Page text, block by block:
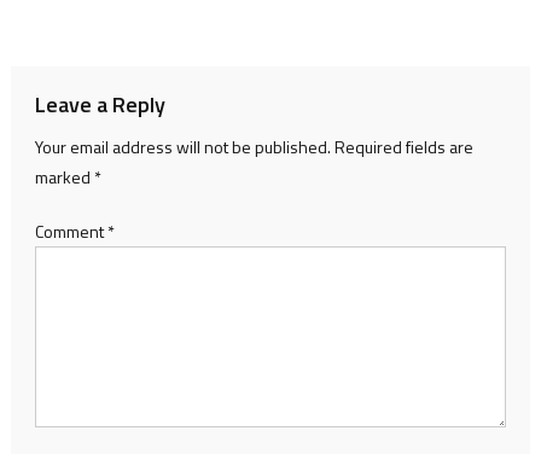
Leave a Reply
Your email address will not be published.Required fields are
marked *
Comment*